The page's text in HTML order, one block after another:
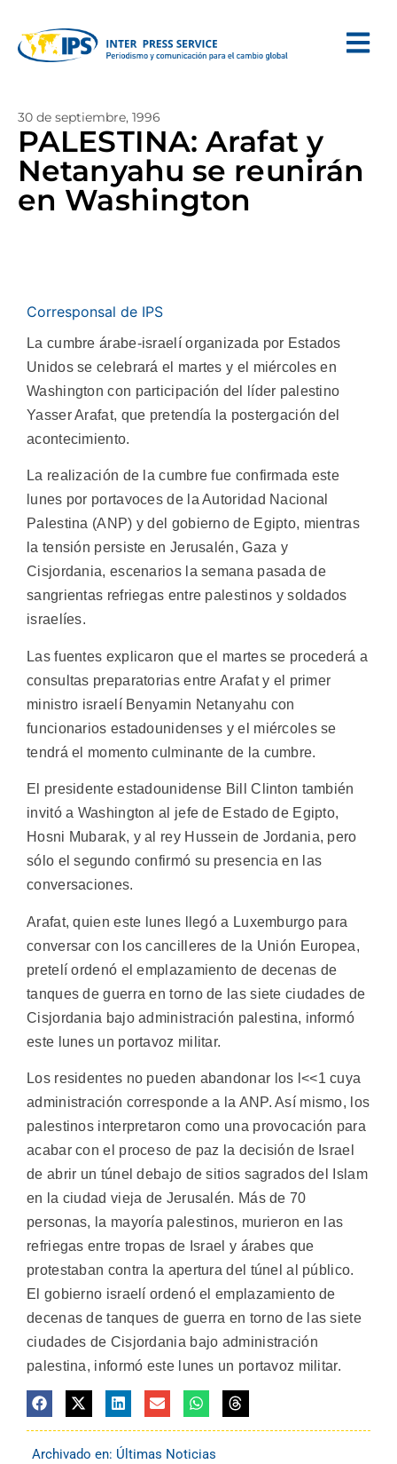
30 de septiembre, 1996
PALESTINA: Arafat y
Netanyahu se reunirán
en Washington
Corresponsal de IPS
La cumbre árabe-israelí organizada por Estados
Unidos se celebrará el martes y el miércoles en
Washington con participación del líder palestino
Yasser Arafat, que pretendía la postergación del
acontecimiento.
La realización de la cumbre fue confirmada este
lunes por portavoces de la Autoridad Nacional
Palestina (ANP) y del gobierno de Egipto, mientras
la tensión persiste en Jerusalén, Gaza y
Cisjordania, escenarios la semana pasada de
sangrientas refriegas entre palestinos y soldados
israelíes.
Las fuentes explicaron que el martes se procederá a
consultas preparatorias entre Arafat y el primer
ministro israelí Benyamin Netanyahu con
funcionarios estadounidenses y el miércoles se
tendrá el momento culminante de la cumbre.
El presidente estadounidense Bill Clinton también
invitó a Washington al jefe de Estado de Egipto,
Hosni Mubarak, y al rey Hussein de Jordania, pero
sólo el segundo confirmó su presencia en las
conversaciones.
Arafat, quien este lunes llegó a Luxemburgo para
conversar con los cancilleres de la Unión Europea,
pretelí ordenó el emplazamiento de decenas de
tanques de guerra en torno de las siete ciudades de
Cisjordania bajo administración palestina, informó
este lunes un portavoz militar.
Los residentes no pueden abandonar los l<<1 cuya
administración corresponde a la ANP. Así mismo, los
palestinos interpretaron como una provocación para
acabar con el proceso de paz la decisión de Israel
de abrir un túnel debajo de sitios sagrados del Islam
en la ciudad vieja de Jerusalén. Más de 70
personas, la mayoría palestinos, murieron en las
refriegas entre tropas de Israel y árabes que
protestaban contra la apertura del túnel al público.
El gobierno israelí ordenó el emplazamiento de
decenas de tanques de guerra en torno de las siete
ciudades de Cisjordania bajo administración
palestina, informó este lunes un portavoz militar.
Archivado en: Últimas Noticias